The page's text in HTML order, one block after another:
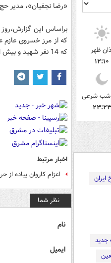
ظهر
۱۲:۱۰
شرعی
۲۳:۲۳
ایران
جدید
«رضا نجفیان»، مدیر حج
که از مرز خسروی عازم
که 14 نفر شهید و بیش از 40 نفر مجروح شدند.
اخبار مرتبط
اعزام کاروان پیاده
نظر شما
نام
ایمیل